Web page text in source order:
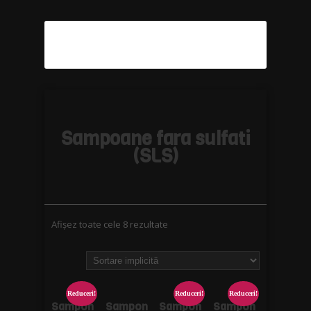
Sampoane fara sulfati
(SLS)
Afișez toate cele 8 rezultate
Reduceri!
Sampon
Sampon
Reduceri!
Sampon
Reduceri!
Sampon